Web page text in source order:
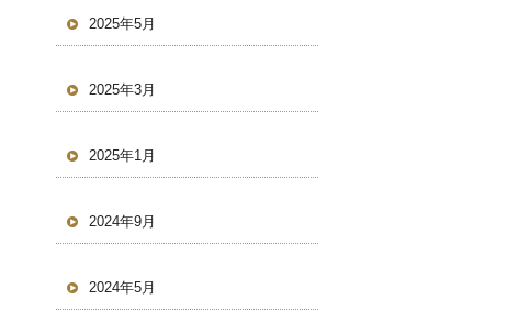
2025年5月
2025年3月
2025年1月
2024年9月
2024年5月